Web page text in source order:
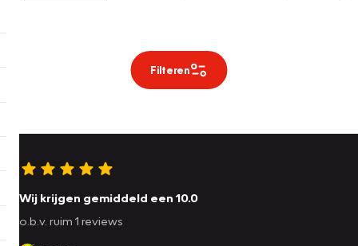
Filteren
Wij krijgen gemiddeld een 10.0
o.b.v. ruim 1 reviews